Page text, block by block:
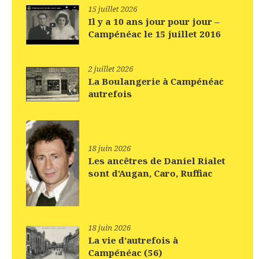
15 juillet 2026
Il y a 10 ans jour pour jour –
Campénéac le 15 juillet 2016
2 juillet 2026
La Boulangerie à Campénéac
autrefois
18 juin 2026
Les ancêtres de Daniel Rialet
sont d’Augan, Caro, Ruffiac
18 juin 2026
La vie d’autrefois à
Campénéac (56)